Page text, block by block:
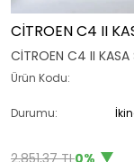
CİTROEN C4 II
CİTROEN C4 II KASA
Ürün Kodu:
Durumu:
2.851,37 TL0%